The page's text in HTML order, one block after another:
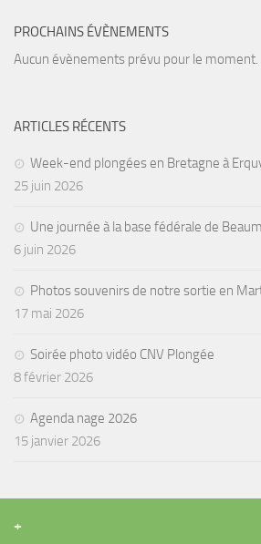
Sorties 2024
Sorties 2023
Sorties 2021
Sorties 2019
sorties 2017
Formations
PROCHAINS ÉVÈNEMENTS
Aucun évènements prévu pour le moment.
ARTICLES RÉCENTS
Week-end plongées en Bretagne à
25 juin 2026
Une journée à la base fédérale de
6 juin 2026
Photos souvenirs de notre sortie en
17 mai 2026
Soirée photo vidéo CNV Plongée
8 février 2026
Agenda nage 2026
15 janvier 2026
+